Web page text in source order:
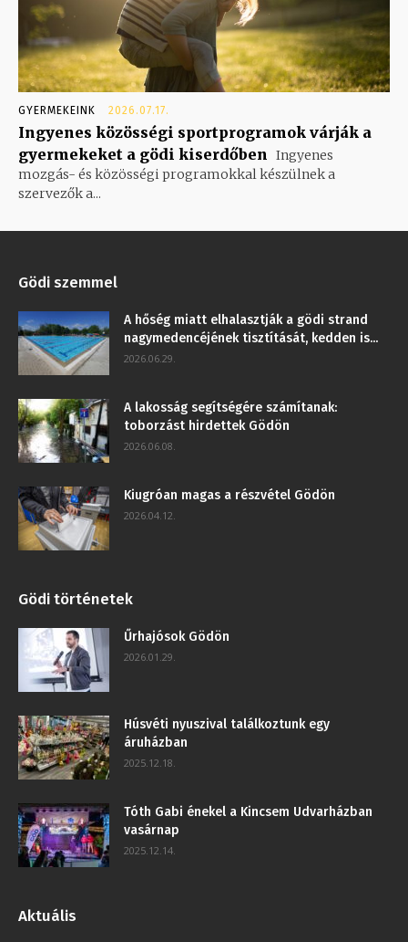
GYERMEKEINK 2026.07.17.
Ingyenes közösségi sportprogramok várják a
gyermekeket a gödi kiserdőben
Ingyenes
mozgás- és közösségi programokkal készülnek a
szervezők a...
Gödi szemmel
A hőség miatt elhalasztják a gödi strand
nagymedencéjének tisztítását, kedden is...
2026.06.29.
A lakosság segítségére számítanak:
toborzást hirdettek Gödön
2026.06.08.
Kiugróan magas a részvétel Gödön
2026.04.12.
Gödi történetek
Űrhajósok Gödön
2026.01.29.
Húsvéti nyuszival találkoztunk egy
áruházban
2025.12.18.
Tóth Gabi énekel a Kincsem Udvarházban
vasárnap
2025.12.14.
Aktuális